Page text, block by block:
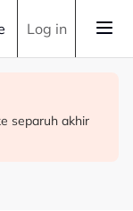
Log in
inikolam ikan
separuh akhir